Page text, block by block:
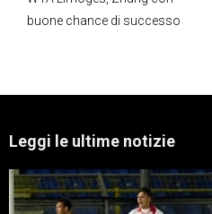
buone chance di successo
Leggi le ultime notizie